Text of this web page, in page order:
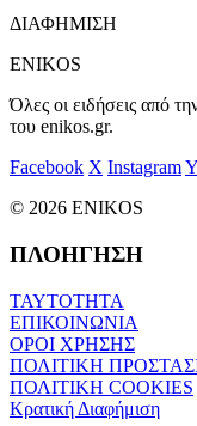
ΔΙΑΦΗΜΙΣΗ
ENIKOS
Όλες οι ειδήσεις από
του enikos.gr.
Facebook X Instagram
© 2026 ENIKOS
ΠΛΟΗΓΗΣΗ
ΤΑΥΤΟΤΗΤΑ
ΕΠΙΚΟΙΝΩΝΙΑ
ΟΡΟΙ ΧΡΗΣΗΣ
ΠΟΛΙΤΙΚΗ
ΠΟΛΙΤΙΚΗ COOKIES
Κρατική Διαφήμιση